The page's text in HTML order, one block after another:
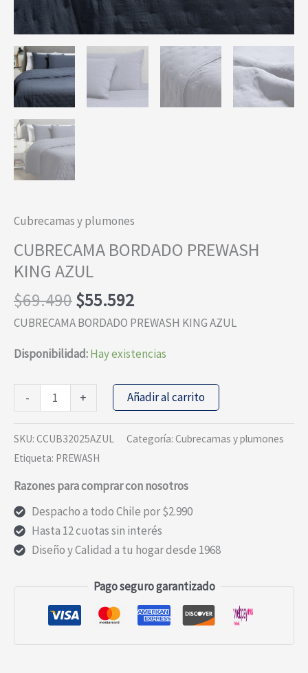
Cubrecamas y plumones
CUBRECAMA BORDADO PREWASH
KING AZUL
$69.490El
precio
era:
$55.592El
precio
es:
CUBRECAMA BORDADO PREWASH KING AZUL
Disponibilidad:Hay existencias
-
CUBRECAMA
BORDADO
PREWASH
KING
cantidad
+ Añadir al carrito
SKU: CCUB32025AZUL Categoría: Cubrecamas y plumones
Etiqueta: PREWASH
Razones para comprar con nosotros
Despacho a todo Chile por $2.990
Hasta 12 cuotas sin interés
Diseño y Calidad a tu hogar desde 1968
Pago seguro garantizado